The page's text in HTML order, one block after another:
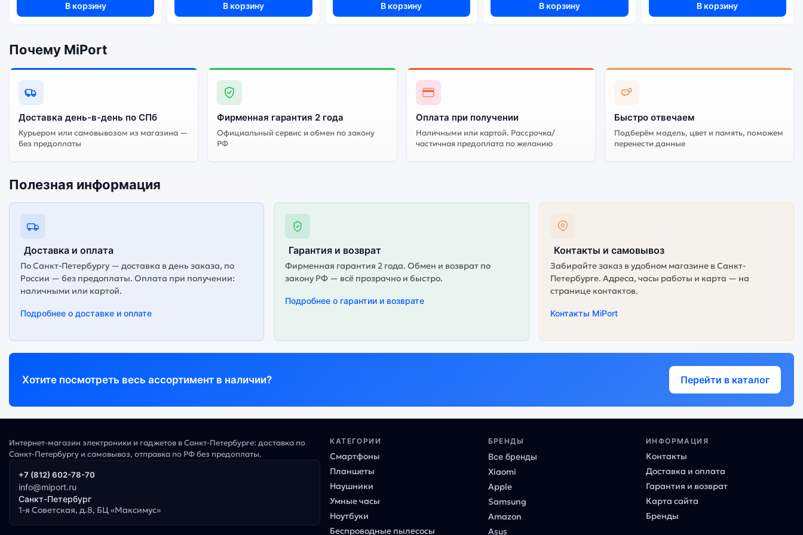
В корзину В корзину В корзину В корзину В корзину
Почему MiPort
Доставка день-в-день по СПб
Курьером или самовывозом из магазина —
без предоплаты
Фирменная гарантия 2 года
Официальный сервис и обмен по закону
РФ
Оплата при получении
Наличными или картой. Рассрочка/
частичная предоплата по желанию
Быстро отвечаем
Подберём модель, цвет и память, поможем
перенести данные
Полезная информация
Доставка и оплата
По Санкт-Петербургу — доставка в день заказа, по
России — без предоплаты. Оплата при получении:
наличными или картой.
Подробнее о доставке и оплате
Гарантия и возврат
Фирменная гарантия 2 года. Обмен и возврат по
закону РФ — всё прозрачно и быстро.
Подробнее о гарантии и возврате
Контакты и самовывоз
Забирайте заказ в удобном магазине в Санкт-
Петербурге. Адреса, часы работы и карта — на
странице контактов.
Контакты MiPort
Хотите посмотреть весь ассортимент в наличии? Перейти в каталог
Интернет-магазин электроники и гаджетов в Санкт-Петербурге: доставка по
Санкт-Петербургу и самовывоз, отправка по РФ без предоплаты.
+7 (812) 602-78-70
info@miport.ru
Санкт-Петербург
1-я Советская, д.8, БЦ «Максимус»
КАТЕГОРИИ
Смартфоны
Планшеты
Наушники
Умные часы
Ноутбуки
Беспроводные пылесосы
БРЕНДЫ
Все бренды
Xiaomi
Apple
Samsung
Amazon
Asus
ИНФОРМАЦИЯ
Контакты
Доставка и оплата
Гарантия и возврат
Карта сайта
Бренды